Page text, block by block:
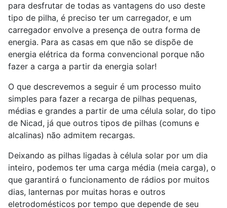
para desfrutar de todas as vantagens do uso deste
tipo de pilha, é preciso ter um carregador, e um
carregador envolve a presença de outra forma de
energia. Para as casas em que não se dispõe de
energia elétrica da forma convencional porque não
fazer a carga a partir da energia solar!
O que descrevemos a seguir é um processo muito
simples para fazer a recarga de pilhas pequenas,
médias e grandes a partir de uma célula solar, do tipo
de Nicad, já que outros tipos de pilhas (comuns e
alcalinas) não admitem recargas.
Deixando as pilhas ligadas à célula solar por um dia
inteiro, podemos ter uma carga média (meia carga), o
que garantirá o funcionamento de rádios por muitos
dias, lanternas por muitas horas e outros
eletrodomésticos por tempo que depende de seu